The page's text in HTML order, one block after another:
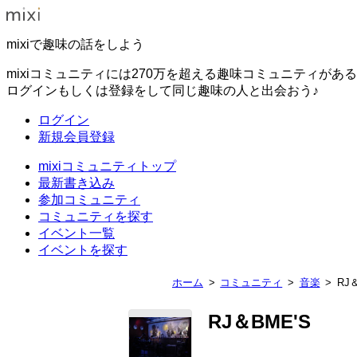
mixiで趣味の話をしよう
mixiコミュニティには270万を超える趣味コミュニティがある
ログインもしくは登録をして同じ趣味の人と出会おう♪
ログイン
新規会員登録
mixiコミュニティトップ
最新書き込み
参加コミュニティ
コミュニティを探す
イベント一覧
イベントを探す
ホーム コミュニティ 音楽 RJ
RJ＆BME'S